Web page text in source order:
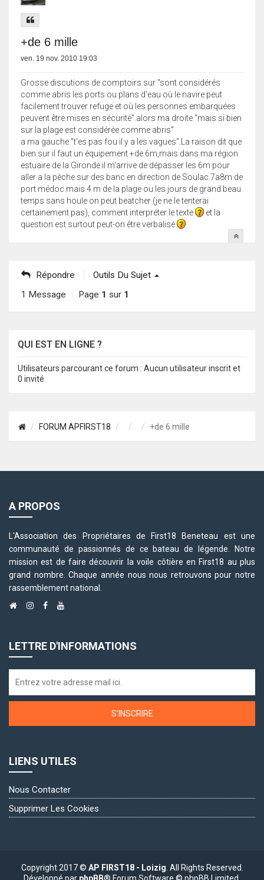
+de 6 mille
ven. 19 nov. 2010 19:03
Grosse discutions de comptoirs sur "sont considérés
comme abris les ports ou plans d'eau où le navire peut
facilement trouver refuge et où les personnes embarquées
peuvent être mises en sécurité".alors ma droite "mais si bien
sur la plage est considérée comme abris"
a ma gauche "t'es pas fou il y a les vagues".La raison dit que
bien sur il faut un équipement +de 6m,mais dans ma région
estuaire de la Gironde il m'arrive de dépasser les 6m pour
aller a la pèche sur des banc en direction de Soulac 7a8m de
port médoc mais 4 m de la plage ou les jours de grand beau
temps sans houle on peut beatcher (je ne le tenterai
certainement pas), comment interpréter le texte
et la
question est surtout peut-on être verbalisé
Répondre
Outils Du Sujet
1 Message
Page 1 sur 1
QUI EST EN LIGNE ?
Utilisateurs parcourant ce forum : Aucun utilisateur inscrit et
0 invité
FORUM APFIRST18 +de 6 mille
A PROPOS
L'Association des Propriétaires de First18 Beneteau est une
communauté de passionnés de ce bateau de légende. Notre
mission est de faire découvrir la voile côtière en First18 au plus
grand nombre. Chaque année nous nous retrouvons pour notre
rassemblement national.
LETTRE D'INFORMATIONS
S'INSCRIRE
LIENS UTILES
Nous Contacter
Supprimer Les Cookies
Copyright 2017 © AP FIRST18 - Loizig . All Rights Reserved.